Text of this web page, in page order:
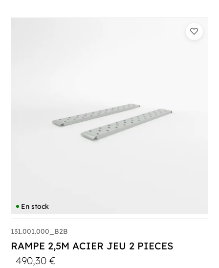
En stock
131.001.000_B2B
RAMPE 2,5M ACIER JEU 2 PIECES
490,30€